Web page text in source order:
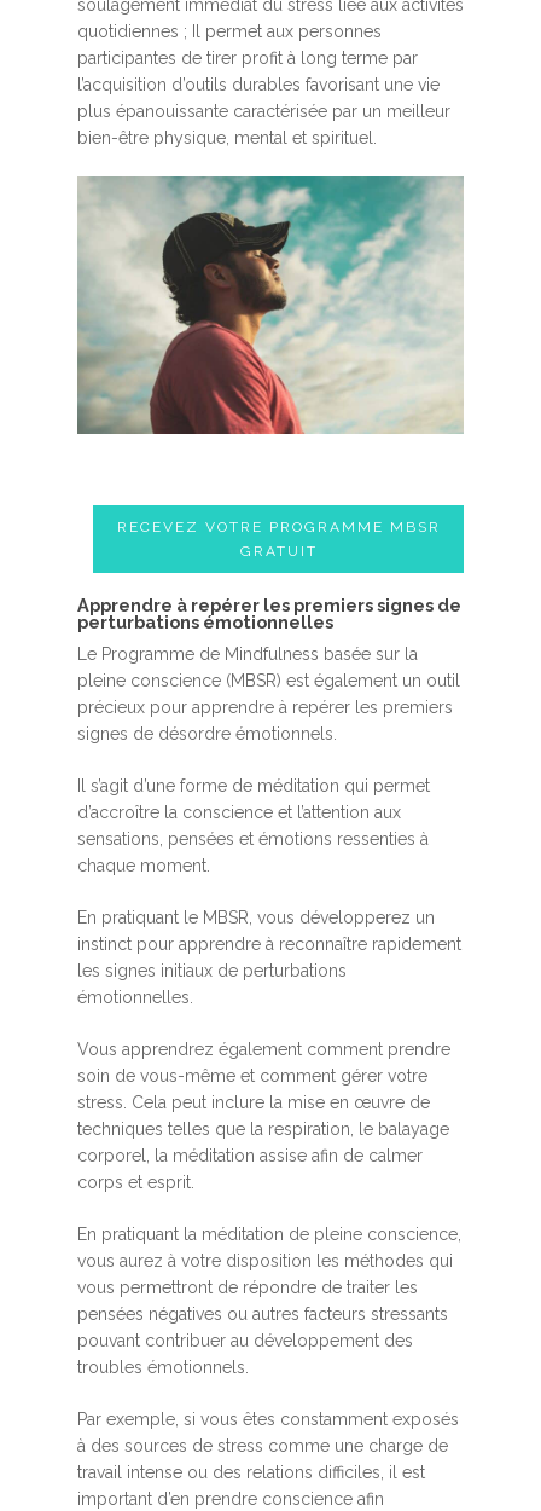
soulagement immédiat du stress liée aux activités
quotidiennes ; Il permet aux personnes
participantes de tirer profit à long terme par
l’acquisition d’outils durables favorisant une vie
plus épanouissante caractérisée par un meilleur
bien-être physique, mental et spirituel.
RECEVEZ VOTRE PROGRAMME MBSR
GRATUIT
A​pprendre à repérer les premiers signes de
perturbations émotionnelles
Le Programme de Mindfulness basée sur la
pleine conscience (MBSR) est également un outil
précieux pour apprendre à repérer les premiers
signes de désordre émotionnels.
Il s’agit d’une forme de méditation qui permet
d’accroître la conscience et l’attention aux
sensations, pensées et émotions ressenties à
chaque moment.
En pratiquant le MBSR, vous développerez un
instinct pour apprendre à reconnaître rapidement
les signes initiaux de perturbations
émotionnelles.
Vous apprendrez également comment prendre
soin de vous-même et comment gérer votre
stress. Cela peut inclure la mise en œuvre de
techniques telles que la respiration, le balayage
corporel, la méditation assise afin de calmer
corps et esprit.
En pratiquant la méditation de pleine conscience,
vous aurez à votre disposition les méthodes qui
vous permettront de répondre de traiter les
pensées négatives ou autres facteurs stressants
pouvant contribuer au développement des
troubles émotionnels.
Par exemple, si vous êtes constamment exposés
à des sources de stress comme une charge de
travail intense ou des relations difficiles, il est
important d’en prendre conscience afin